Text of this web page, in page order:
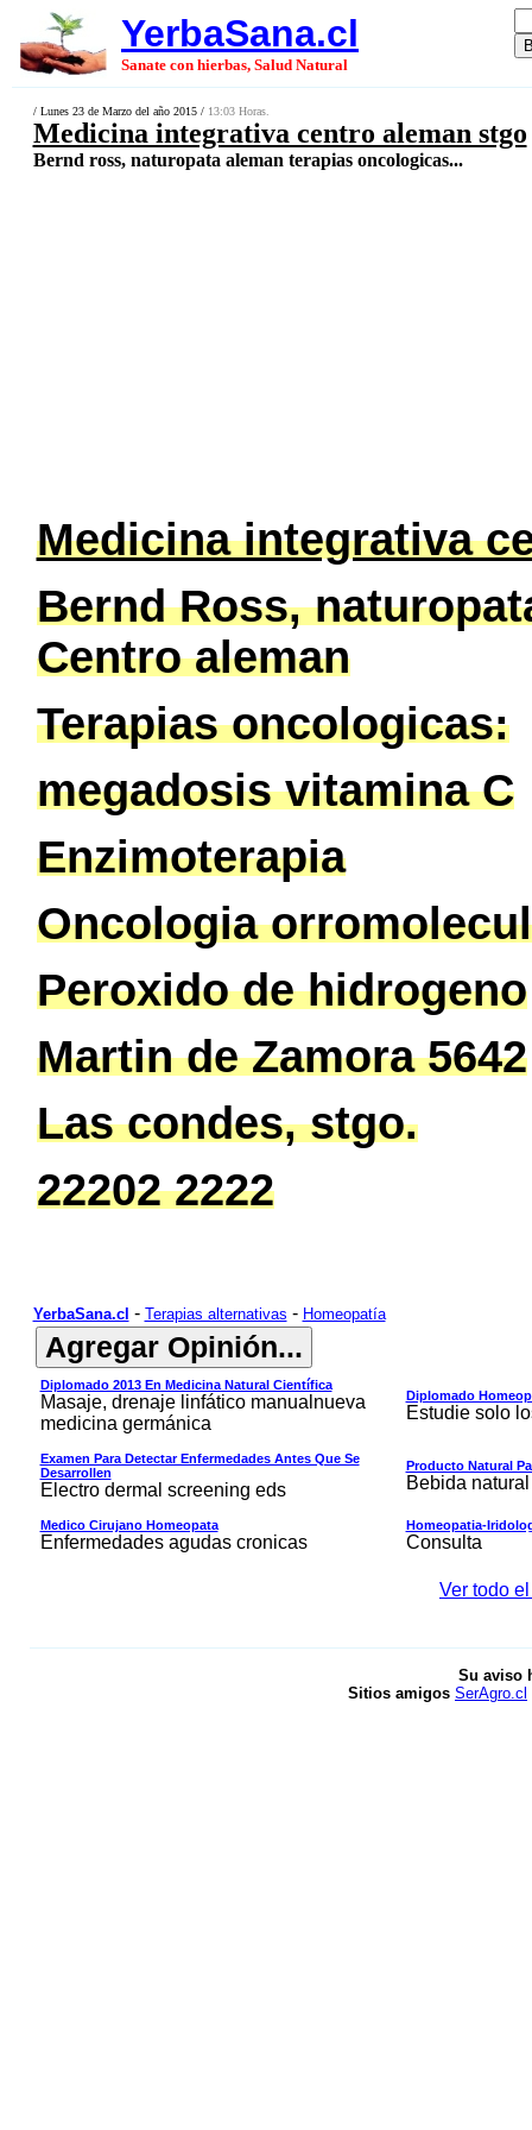
YerbaSana.cl
Sanate con hierbas, Salud Natural
/ Lunes 23 de Marzo del año 2015 / 13:03 Horas.
Medicina integrativa centro aleman stgo
Bernd ross, naturopata aleman terapias oncologicas...
Medicina integrativa
Bernd Ross,
Centro aleman
Terapias oncologicas:
megadosis vitamina C
Enzimoterapia
Oncologia
Peroxido de hidrogeno
Martin de Zamora 5642
Las condes, stgo.
22202 2222
YerbaSana.cl - Terapias alternativas - Homeopatía
Diplomado 2013 En Medicina Natural Científica
Masaje, drenaje linfático manualnueva
medicina germánica
Diplomado
Estudie solo
Examen Para Detectar Enfermedades Antes Que Se
Desarrollen
Electro dermal screening eds
Producto Natural
Bebida
Medico Cirujano Homeopata
Enfermedades agudas cronicas
Homeopatia-
Consulta
Ver todo
Su aviso
Sitios amigos SerAgro.cl